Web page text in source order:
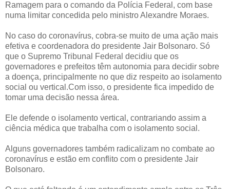
Ramagem para o comando da Polícia Federal, com base
numa limitar concedida pelo ministro Alexandre Moraes.
No caso do coronavírus, cobra-se muito de uma ação mais
efetiva e coordenadora do presidente Jair Bolsonaro. Só
que o Supremo Tribunal Federal decidiu que os
governadores e prefeitos têm autonomia para decidir sobre
a doença, principalmente no que diz respeito ao isolamento
social ou vertical.Com isso, o presidente fica impedido de
tomar uma decisão nessa área.
Ele defende o isolamento vertical, contrariando assim a
ciência médica que trabalha com o isolamento social.
Alguns governadores também radicalizam no combate ao
coronavírus e estão em conflito com o presidente Jair
Bolsonaro.